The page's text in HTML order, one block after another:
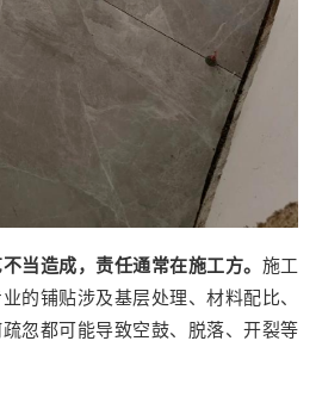
当造成，责任通常在施工方。 施工
的铺贴涉及基层处理、材料配比、
忽都可能导致空鼓、脱落、开裂等